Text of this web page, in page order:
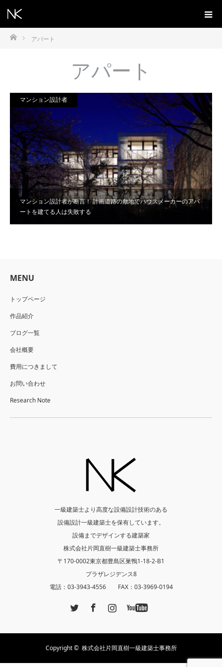
ホームアパート
アパート
マンション設計者が断言！ 計画道路の敷地でハウスメーカーのアパ
ートを建てる人は失敗する
マンション設計者
MENU
トップページ
作品紹介
ブログ一覧
会社概要
費用につきまして
お問い合わせ
Research Note
一級建築士より高度な設備設計技術のある
設備設計一級建築士を保有しています。
設備までデザインする建築家
株式会社片岡直樹一級建築士事務所
〒170-0002東京都豊島区巣鴨1-18-2-B1
プラザレジデンス8
電話：03-3943-4556 FAX：03-3969-0194
Copyright © 株式会社片岡直樹一級建築士事務所